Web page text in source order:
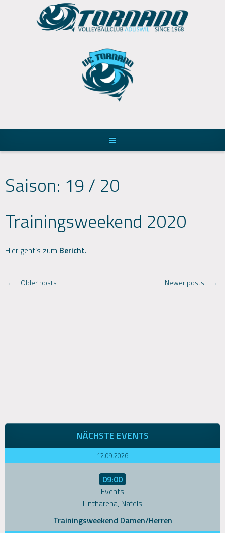
Saison: 19 / 20
Trainingsweekend 2020
Hier geht’s zum Bericht.
Posts
← Older posts Newer posts →
NÄCHSTE EVENTS
12.09.2026
09:00
Events
Lintharena, Näfels
Trainingsweekend Damen/Herren